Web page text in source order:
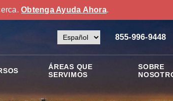
Obtenga Ayuda Ahora.
855-996-9448
ÁREAS QUE
SERVIMOS
SOBRE